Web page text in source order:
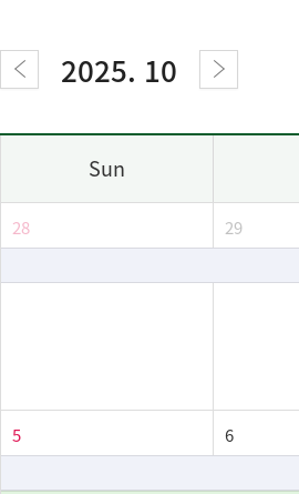
2025. 10
Sun
28 29
5 6